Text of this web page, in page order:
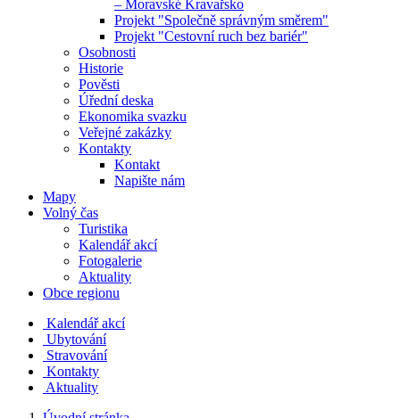
– Moravské Kravařsko
Projekt "Společně správným směrem"
Projekt "Cestovní ruch bez bariér"
Osobnosti
Historie
Pověsti
Úřední deska
Ekonomika svazku
Veřejné zakázky
Kontakty
Kontakt
Napište nám
Mapy
Volný čas
Turistika
Kalendář akcí
Fotogalerie
Aktuality
Obce regionu
Kalendář akcí
Ubytování
Stravování
Kontakty
Aktuality